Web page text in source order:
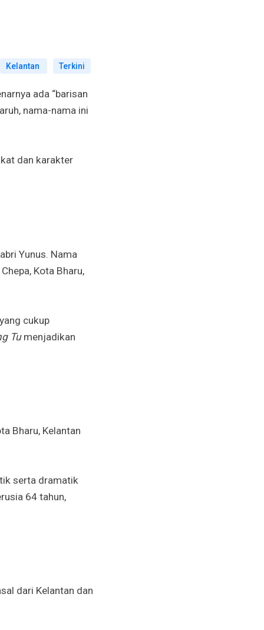
Kelantan Terkini
ada “barisan
nama-nama ini
dan karakter
Yunus. Nama
Kota Bharu,
cukup
Tumenjadikan
Bharu, Kelantan
serta dramatik
64 tahun,
dari Kelantan dan